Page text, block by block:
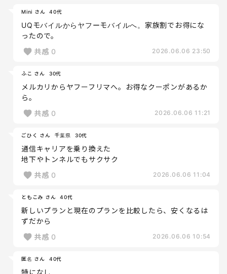
Mini さん 40代
UQモバイルからヤフーモバイルへ。家族割でお得にな
ったので。
共感 0 2026.06.06 23:50
ふこ さん 30代
メルカリからヤフーフリマへ。お得なクーポンがあるか
ら。
共感 0 2026.06.06 11:21
ごひく さん 千葉県 30代
通信キャリアを乗り換えた
地下やトンネルでもサクサク
共感 0 2026.06.06 11:04
ともこみ さん 40代
新しいプランと現在のプランを比較したら、安くなるは
ずだから
共感 0 2026.06.06 10:54
匿名 さん 40代
特になし